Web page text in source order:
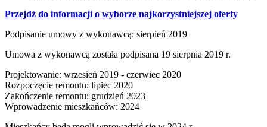
Przejdź do informacji o wyborze najkorzystniejszej oferty
Podpisanie umowy z wykonawcą: sierpień 2019
Umowa z wykonawcą została podpisana 19 sierpnia 2019 r.
Projektowanie: wrzesień 2019 - czerwiec 2020
Rozpoczęcie remontu: lipiec 2020
Zakończenie remontu: grudzień 2023
Wprowadzenie mieszkańców: 2024